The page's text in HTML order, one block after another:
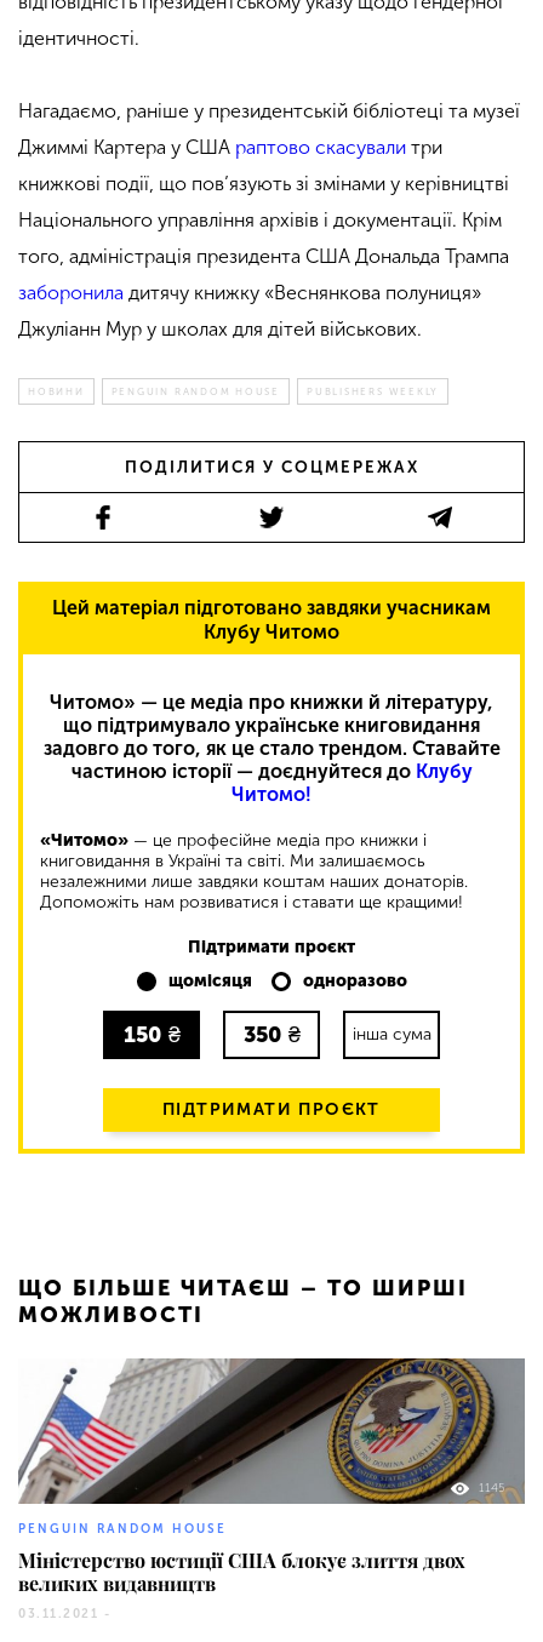
ідентичності.
Нагадаємо, раніше у президентській бібліотеці та музеї
Джиммі Картера у США раптово скасували три
книжкові події, що пов’язують зі змінами у керівництві
Національного управління архівів і документації. Крім
того, адміністрація президента США Дональда Трампа
заборонила дитячу книжку «Веснянкова полуниця»
Джуліанн Мур у школах для дітей військових.
НОВИНИ PENGUIN RANDOM HOUSE PUBLISHERS WEEKLY
ПОДІЛИТИСЯ У СОЦМЕРЕЖАХ
Цей матеріал підготовано завдяки учасникам
Клубу Читомо
Читомо» — це медіа про книжки й літературу,
що підтримувало українське книговидання
задовго до того, як це стало трендом. Ставайте
частиною історії — доєднуйтеся до Клубу
Читомо!
«Читомо» — це професійне медіа про книжки і
книговидання в Україні та світі. Ми залишаємось
незалежними лише завдяки коштам наших донаторів.
Допоможіть нам розвиватися і ставати ще кращими!
Підтримати проєкт
щомісяця
одноразово
150 ₴ 350 ₴ інша сума
ПІДТРИМАТИ ПРОЄКТ
ЩО БІЛЬШЕ ЧИТАЄШ – ТО ШИРШІ
МОЖЛИВОСТІ
1145
PENGUIN RANDOM HOUSE
Міністерство юстиції США блокує злиття двох
великих видавництв
03.11.2021 -